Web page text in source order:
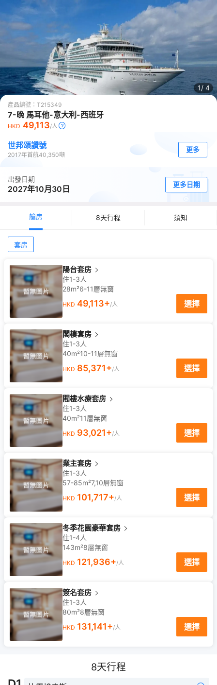
1/ 4
產品編號： T215349
7-晚 馬耳他-意大利-西班牙
HKD 49,113/人
世邦頌讚號
2017年首航40,350噸
更多
出發日期
2027年10月30日 更多日期
艙房 8天行程 須知
套房
陽台套房
住1-3人
28m²6-11層無窗
HKD 49,113+/人 選擇
閣樓套房
住1-3人
40m²10-11層無窗
HKD 85,371+/人 選擇
閣樓水療套房
住1-3人
40m²11層無窗
HKD 93,021+/人 選擇
業主套房
住1-3人
57-85m²7,10層無窗
HKD 101,717+/人 選擇
冬季花園豪華套房
住1-4人
143m²8層無窗
HKD 121,936+/人 選擇
簽名套房
住1-3人
80m²8層無窗
HKD 131,141+/人 選擇
8天行程